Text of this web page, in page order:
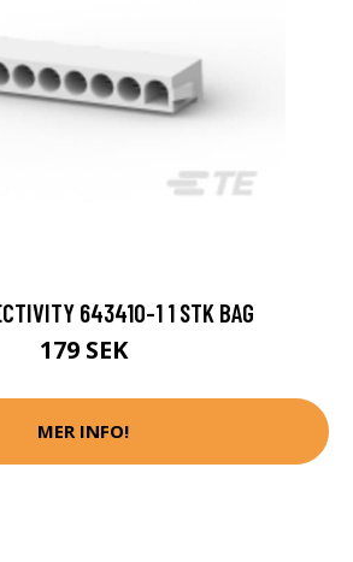
643410-1 1 STK BAG
179 SEK
MER INFO!